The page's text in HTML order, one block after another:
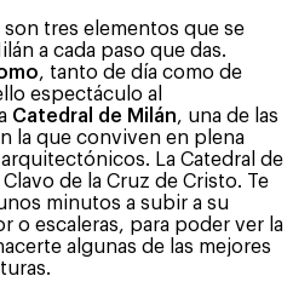
son tres elementos que se
a cada paso que das.
, tanto de día como de
espectáculo al
Catedral de Milán, una de las
la que conviven en plena
La Catedral de
de la Cruz de Cristo. Te
minutos a subir a su
o escaleras, para poder ver la
algunas de las mejores